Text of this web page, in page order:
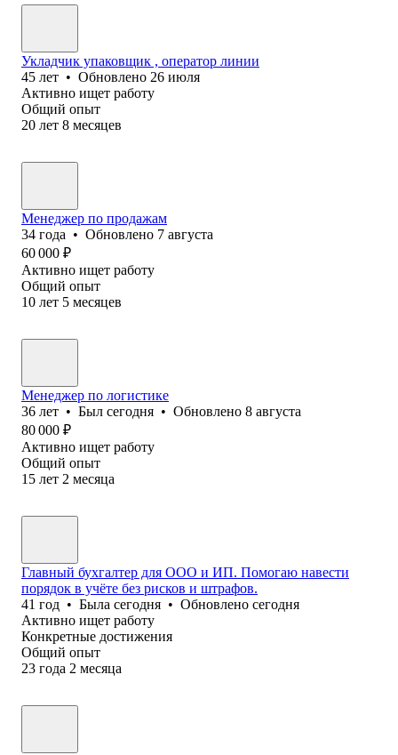
Укладчик упаковщик , оператор линии
45 лет • Обновлено 26 июля
Активно ищет работу
Общий опыт
20 лет 8 месяцев
Менеджер по продажам
34 года • Обновлено 7 августа
60 000 ₽
Активно ищет работу
Общий опыт
10 лет 5 месяцев
Менеджер по логистике
36 лет • Был сегодня • Обновлено 8 августа
80 000 ₽
Активно ищет работу
Общий опыт
15 лет 2 месяца
Главный бухгалтер для ООО и ИП. Помогаю навести
порядок в учёте без рисков и штрафов.
41 год • Была сегодня • Обновлено сегодня
Активно ищет работу
Конкретные достижения
Общий опыт
23 года 2 месяца